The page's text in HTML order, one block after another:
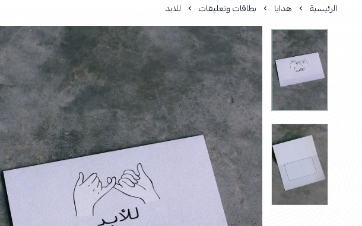
الرئيسية هدايا بطاقات وتعليقات للابد